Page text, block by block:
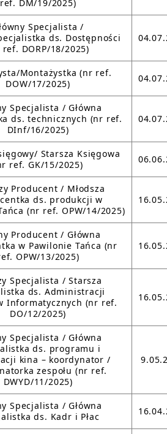
ref. DM/19/2025)
Specjalista /
ds. Dostępności
DORP/18/2025)
Montażystka (nr ref.
DOW/17/2025)
Specjalista / Główna
ds. technicznych (nr ref.
DInf/16/2025)
Starsza Księgowa
ref. GK/15/2025)
Producent / Młodsza
ds. produkcji w
(nr ref. OPW/14/2025)
Producent / Główna
w Pawilonie Tańca (nr
OPW/13/2025)
Specjalista / Starsza
ds. Administracji
Informatycznych (nr ref.
DO/12/2025)
Specjalista / Główna
ds. programu i
kina – koordynator /
zespołu (nr ref.
DWYD/11/2025)
Specjalista / Główna
ds. Kadr i Płac